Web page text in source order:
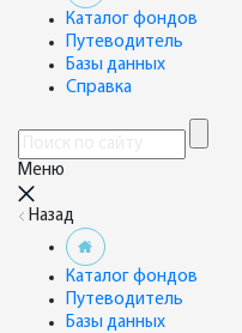
Каталог фондов
Путеводитель
Базы данных
Справка
Меню
Назад
Каталог фондов
Путеводитель
Базы данных